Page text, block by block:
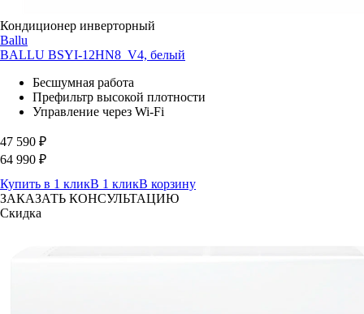
Кондиционер инверторный
Ballu
BALLU BSYI-12HN8_V4, белый
Бесшумная работа
Префильтр высокой плотности
Управление через Wi-Fi
47 590 ₽
64 990 ₽
Купить в 1 кликВ 1 кликВ корзину
ЗАКАЗАТЬ КОНСУЛЬТАЦИЮ
Скидка